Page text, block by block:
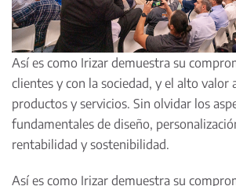
Así es como Irizar demuestra su
clientes y con la sociedad, y el alto valor
productos y servicios. Sin olvidar los
fundamentales de diseño,
rentabilidad y sostenibilidad.
Así es como Irizar demuestra su